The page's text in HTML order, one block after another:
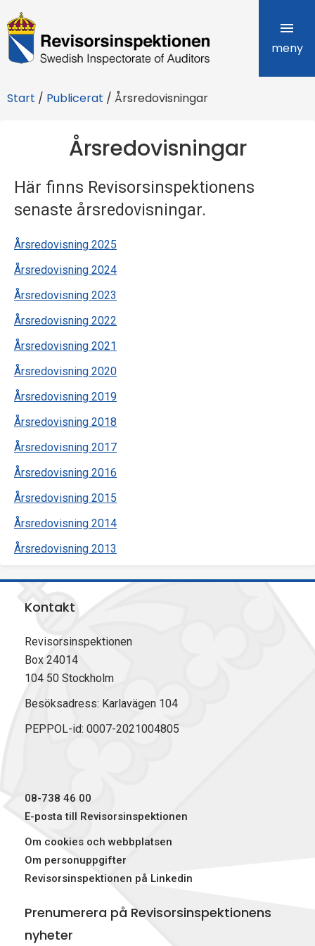
R
e
i
s
n
s
p
e
k
o
n
e
n
meny
Start / Publicerat / Årsredovisningar
Årsredovisningar
Här finns Revisorsinspektionens
senaste årsredovisningar.
Årsredovisning 2025
Årsredovisning 2024
Årsredovisning 2023
Årsredovisning 2022
Årsredovisning 2021
Årsredovisning 2020
Årsredovisning 2019
Årsredovisning 2018
Årsredovisning 2017
Årsredovisning 2016
Årsredovisning 2015
Årsredovisning 2014
Årsredovisning 2013
Kontakt
Revisorsinspektionen
Box 24014
104 50 Stockholm
Besöksadress: Karlavägen 104
PEPPOL-id: 0007-2021004805
08-738 46 00
E-posta till Revisorsinspektionen
Om cookies och webbplatsen
Om personuppgifter
Revisorsinspektionen på Linkedin
Prenumerera på Revisorsinspektionens
nyheter